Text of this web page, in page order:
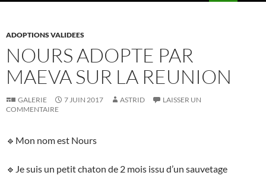
ADOPTIONS VALIDEES
NOURS ADOPTE PAR
MAEVA SUR LA REUNION
GALERIE 7 JUIN 2017 ASTRID
LAISSER UN
COMMENTAIRE
🔹Mon nom est Nours
🔹Je suis un petit chaton de 2 mois issu d’un sauvetage